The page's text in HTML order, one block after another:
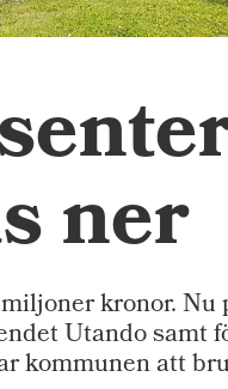
ner
kronor. Nu
Utando samt
kommunen att